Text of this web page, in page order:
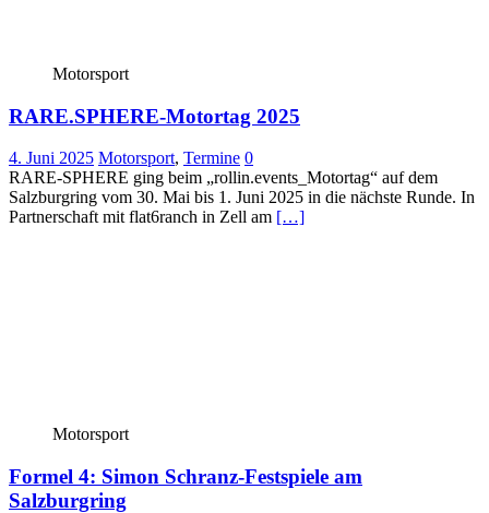
Motorsport
RARE.SPHERE-Motortag 2025
4. Juni 2025 Motorsport, Termine 0
RARE-SPHERE ging beim „rollin.events_Motortag“ auf dem
Salzburgring vom 30. Mai bis 1. Juni 2025 in die nächste Runde. In
Partnerschaft mit flat6ranch in Zell am […]
Motorsport
Formel 4: Simon Schranz-Festspiele am
Salzburgring